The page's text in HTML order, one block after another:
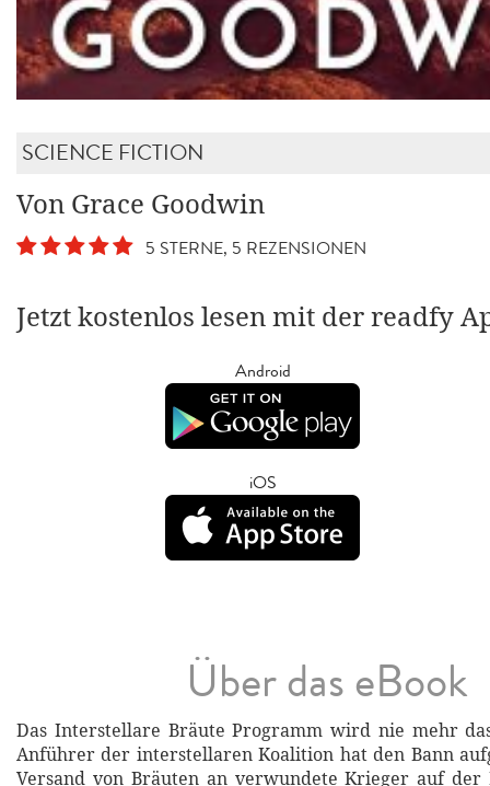
SCIENCE FICTION
Von Grace Goodwin
5 STERNE, 5 REZENSIONEN
Jetzt kostenlos lesen mit der readfy
Android
iOS
Über das eBook
Das Interstellare Bräute Programm wird nie mehr
Anführer der interstellaren Koalition hat den Bann
Versand von Bräuten an verwundete Krieger auf der